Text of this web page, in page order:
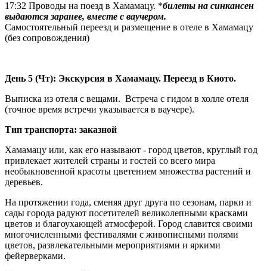
17:32 Проводы на поезд в Хамамацу. *билеты на синкансен
выдаются заранее, вместе с ваучером.
Самостоятельный переезд и размещение в отеле в Хамамацу
(без сопровождения)
День 5 (Чт): Экскурсия в Хамамацу. Переезд в Киото.
Выписка из отеля с вещами. Встреча с гидом в холле отеля
(точное время встречи указывается в ваучере).
Тип транспорта: заказной
Хамамацу или, как его называют - город цветов, круглый год
привлекает жителей страны и гостей со всего мира
необыкновенной красоты цветением множества растений и
деревьев.
На протяжении года, сменяя друг друга по сезонам, парки и
сады города радуют посетителей великолепными красками
цветов и благоухающей атмосферой. Город славится своими
многочисленными фестивалями с живописными полями
цветов, развлекательными мероприятиями и яркими
фейерверками.